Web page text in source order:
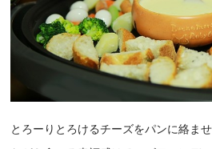
とろーりとろけるチーズをパンに絡ま